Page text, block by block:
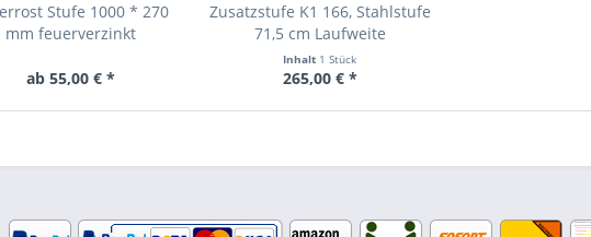
Stufe 1000 * 270
mm feuerverzinkt
ab 55,00 € *
Zusatzstufe K1 166, Stahlstufe
71,5 cm Laufweite
Inhalt 1 Stück
265,00 € *